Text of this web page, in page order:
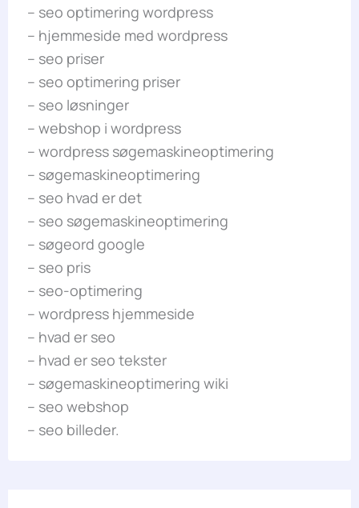
– seo optimering wordpress
– hjemmeside med wordpress
– seo priser
– seo optimering priser
– seo løsninger
– webshop i wordpress
– wordpress søgemaskineoptimering
– søgemaskineoptimering
– seo hvad er det
– seo søgemaskineoptimering
– søgeord google
– seo pris
– seo-optimering
– wordpress hjemmeside
– hvad er seo
– hvad er seo tekster
– søgemaskineoptimering wiki
– seo webshop
– seo billeder.